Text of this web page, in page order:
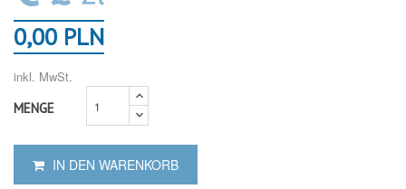
0,00 PLN
inkl. MwSt.
MENGE
IN DEN WARENKORB